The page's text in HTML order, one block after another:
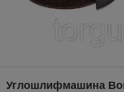
Углошлифмашина